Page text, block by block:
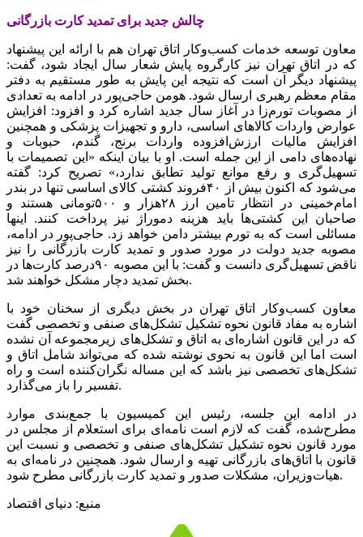
چالش جدید برای تمدید کارت بازرگانی
معاون توسعه خدمات ‌‌‌‌‌‌کسب‌وکار اتاق تهران هم با ارائه این پیشنهاد
که در اتاق تهران نیز کارگروه پایش شعار سال ایجاد شود، گفت:
پیشنهاد دیگر آن است که نتیجه این پایش به طور مستقیم به دفتر
مقام معظم رهبری ارسال شود. هومن حاجی‌‌‌پور در ادامه به تعدادی
از مصوبات تورم‌‌‌زا در آغاز سال جدید اشاره کرد و افزود: افزایش
عوارض واردات کالاهای اساسی، دارو و تجهیزات پزشکی و همچنین
افزایش مالیات ارزش‌افزوده واردات برنج، گندم، حبوبات و
نهاده‌‌‌های دامی از این جمله است. او با بیان اینکه «این تصمیمات با
تسهیل‌‌‌گری و رفع موانع تولید تطابق ندارد،» تصریح کرد: گفته
‌‌‌می‌شود که اکنون بیش از ۴۰فروند کشتی کالای اساسی تنها در بندر
امام‌خمینی در انتظار تامین ارز ۲۸‌هزار و ۵۰۰تومانی هستند و
صاحبان این کشتی‌‌‌ها باید هزینه دموراژ نیز پرداخت کنند. اینها
مسائلی است که به تورم بیشتر دامن خواهد زد. حاجی‌‌‌پور در ادامه،
مصوبه جدید دولت در مورد صدور و تمدید کارت بازرگانی را نیز
ناقض تسهیل‌‌‌گری دانست و گفت: با این مصوبه ۹۰‌درصد کارت‌‌‌ها در
بخش تمدید دچار مشکل خواهند شد.
معاون ‌‌‌‌‌‌کسب‌وکار اتاق تهران در بخش دیگری از سخنان خود با
اشاره به مفاد قانون نحوه تشکیل تشکل‌های صنفی و تخصصی گفت
که در این قانون اشاره‌‌‌ای به اتاق و تشکل‌های زیرمجموعه آن نشده
است اما این قانون به نحوی نوشته شده که می‌‌‌تواند شامل اتاق و
تشکل‌های تخصصی نیز باشد که این مساله نگران‌‌‌کننده است و راه
تفسیر را باز می‌‌‌گذارد.
در ادامه این جلسه، رئیس این کمیسیون با جمع‌‌‌بندی موارد
مطرح‌شده، گفت که لازم است نامه‌‌‌ای برای استعلام از مجلس در
مورد قانون نحوه تشکیل تشکل‌های صنفی و تخصصی و نسبت این
قانون با اتاق‌‌‌های بازرگانی تهیه و ارسال شود. همچنین در نامه‌‌‌ای به
هیات‌وزیران، مشکلات صدور و تمدید کارت بازرگانی مطرح شود.
منبع: دنیای اقتصاد